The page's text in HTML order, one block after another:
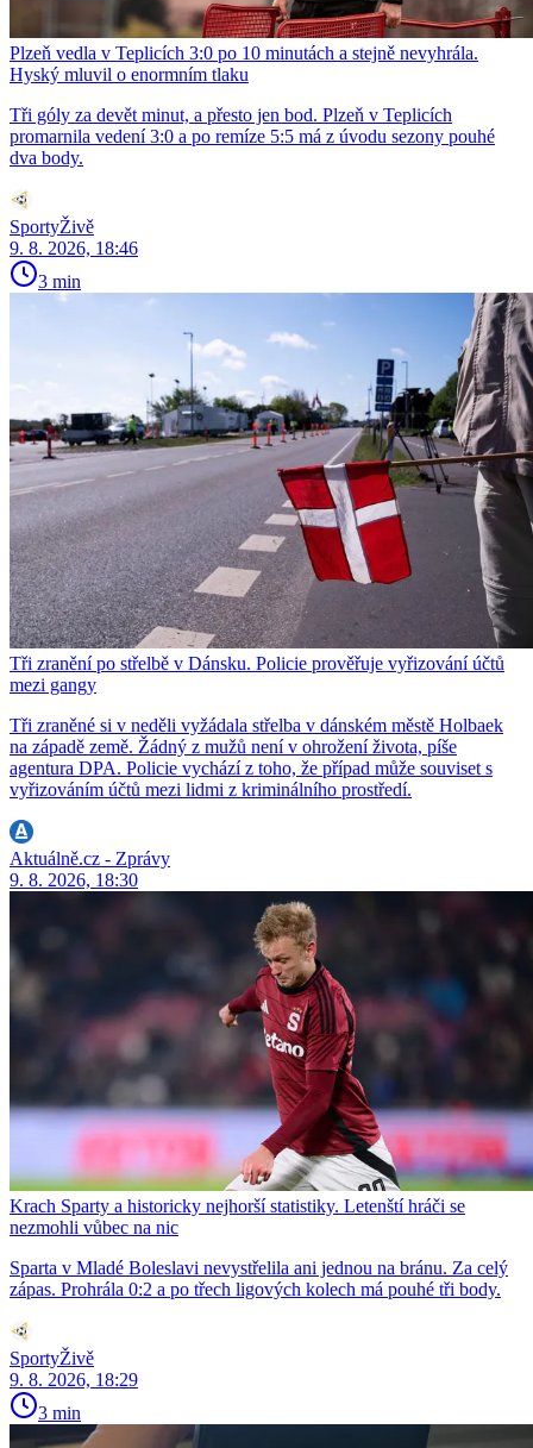
Plzeň vedla v Teplicích 3:0 po 10 minutách a stejně nevyhrála.
Hyský mluvil o enormním tlaku
Tři góly za devět minut, a přesto jen bod. Plzeň v Teplicích
promarnila vedení 3:0 a po remíze 5:5 má z úvodu sezony pouhé
dva body.
SportyŽivě
9. 8. 2026, 18:46
3 min
Tři zranění po střelbě v Dánsku. Policie prověřuje vyřizování účtů
mezi gangy
Tři zraněné si v neděli vyžádala střelba v dánském městě Holbaek
na západě země. Žádný z mužů není v ohrožení života, píše
agentura DPA. Policie vychází z toho, že případ může souviset s
vyřizováním účtů mezi lidmi z kriminálního prostředí.
Aktuálně.cz - Zprávy
9. 8. 2026, 18:30
Krach Sparty a historicky nejhorší statistiky. Letenští hráči se
nezmohli vůbec na nic
Sparta v Mladé Boleslavi nevystřelila ani jednou na bránu. Za celý
zápas. Prohrála 0:2 a po třech ligových kolech má pouhé tři body.
SportyŽivě
9. 8. 2026, 18:29
3 min